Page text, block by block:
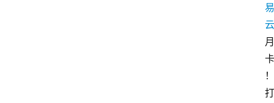
易
云
月
卡
！
打